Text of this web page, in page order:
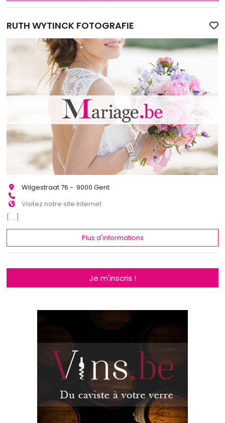
RUTH WYTINCK FOTOGRAFIE
Wilgestraat 76 - 9000 Gent
Visitez notre site Internet
[...]
Plus d'informations
Je m'inscris !